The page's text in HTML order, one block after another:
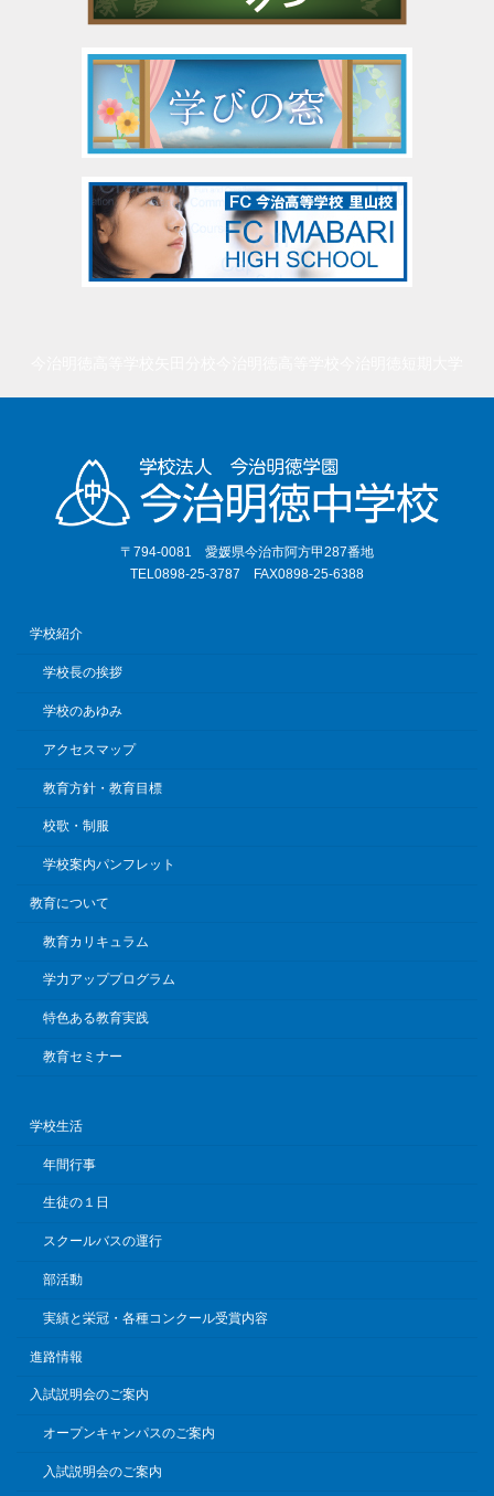
〒794-0081 愛媛県今治市阿方甲287番地
TEL0898-25-3787 FAX0898-25-6388
学校紹介
学校長の挨拶
学校のあゆみ
アクセスマップ
教育方針・教育目標
校歌・制服
学校案内パンフレット
教育について
教育カリキュラム
学力アッププログラム
特色ある教育実践
教育セミナー
学校生活
年間行事
生徒の１日
スクールバスの運行
部活動
実績と栄冠・各種コンクール受賞内容
進路情報
入試説明会のご案内
オープンキャンパスのご案内
入試説明会のご案内